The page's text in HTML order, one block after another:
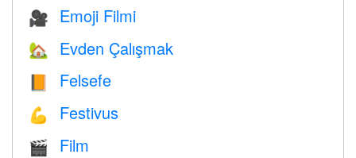
🎥 Emoji Filmi
🏡 Evden Çalışmak
📙 Felsefe
💪 Festivus
🎬 Film